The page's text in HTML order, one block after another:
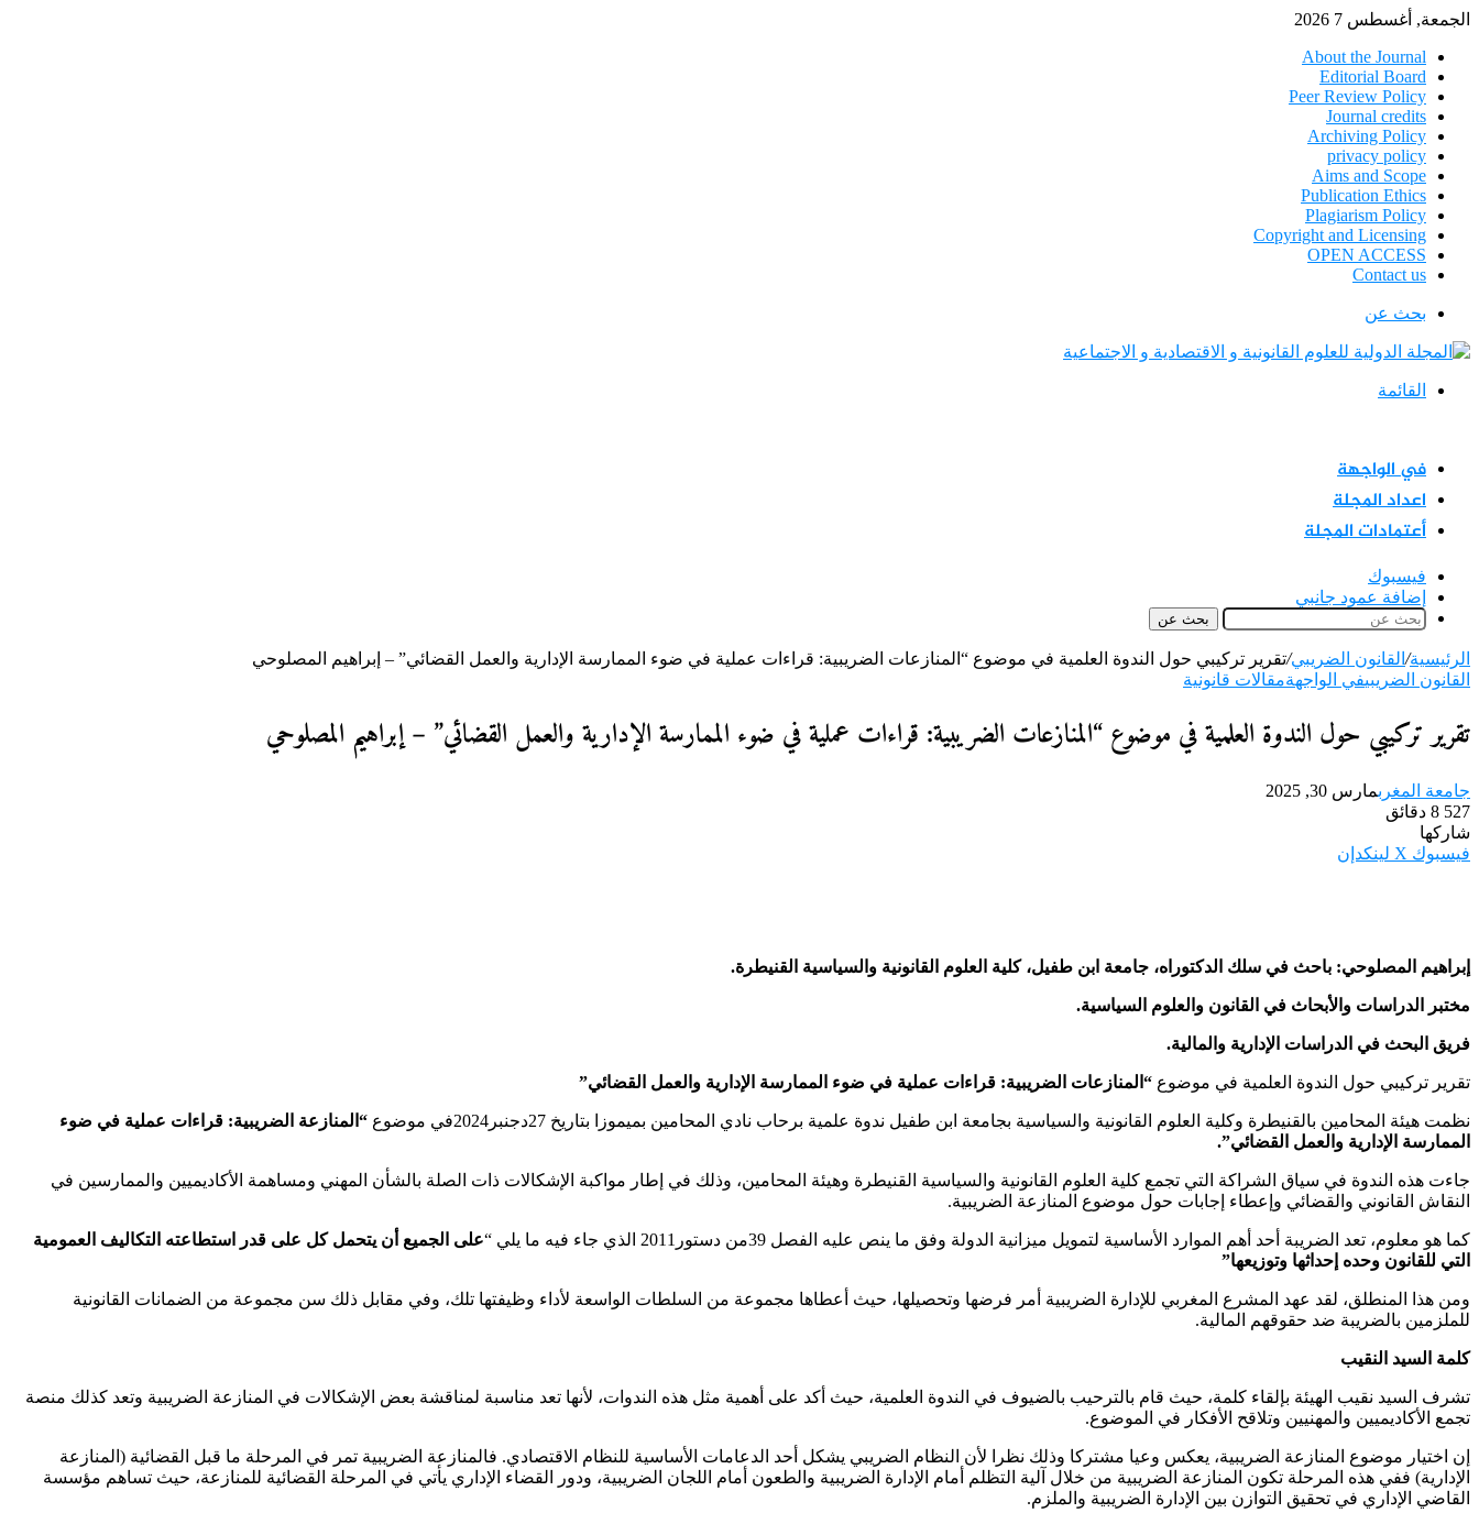
الجمعة, أغسطس 7 2026
About the Journal
Editorial Board
Peer Review Policy
Journal credits
Archiving Policy
privacy policy
Aims and Scope
Publication Ethics
Plagiarism Policy
Copyright and Licensing
OPEN ACCESS
Contact us
بحث عن
القائمة
في الواجهة
اعداد المجلة
أعتمادات المجلة
فيسبوك
إضافة عمود جانبي
بحث عن
الرئيسية/ القانون الضريبي/تقرير تركيبي حول الندوة العلمية في موضوع “المنازعات الضريبية: قراءات عملية في ضوء الممارسة الإدارية والعمل القضائي” – إبراهيم المصلوحي
القانون الضريبيفي الواجهةمقالات قانونية
تقرير تركيبي حول الندوة العلمية في موضوع “المنازعات الضريبية: قراءات عملية في ضوء الممارسة الإدارية والعمل القضائي” – إبراهيم المصلوحي
جامعة المغربمارس 30, 2025
527 8 دقائق
شاركها
فيسبوك ‫X لينكدإن
إبراهيم المصلوحي: باحث في سلك الدكتوراه، جامعة ابن طفيل، كلية العلوم القانونية والسياسية القنيطرة.
مختبر الدراسات والأبحاث في القانون والعلوم السياسية.
فريق البحث في الدراسات الإدارية والمالية.
تقرير تركيبي حول الندوة العلمية في موضوع “المنازعات الضريبية: قراءات عملية في ضوء الممارسة الإدارية والعمل القضائي”
نظمت هيئة المحامين بالقنيطرة وكلية العلوم القانونية والسياسية بجامعة ابن طفيل ندوة علمية برحاب نادي المحامين بميموزا بتاريخ 27دجنبر2024في موضوع
“المنازعة الضريبية: قراءات عملية في ضوء
الممارسة الإدارية والعمل القضائي”.
جاءت هذه الندوة في سياق الشراكة التي تجمع كلية العلوم القانونية والسياسية القنيطرة وهيئة المحامين، وذلك في إطار مواكبة الإشكالات ذات الصلة بالشأن المهني ومساهمة الأكاديميين والممارسين في
النقاش القانوني والقضائي وإعطاء إجابات حول موضوع المنازعة الضريبية.
كما هو معلوم، تعد الضريبة أحد أهم الموارد الأساسية لتمويل ميزانية الدولة وفق ما ينص عليه الفصل 39من دستور2011 الذي جاء فيه ما يلي “
على الجميع أن يتحمل كل على قدر استطاعته التكاليف العمومية
التي للقانون وحده إحداثها وتوزيعها”
ومن هذا المنطلق، لقد عهد المشرع المغربي للإدارة الضريبية أمر فرضها وتحصيلها، حيث أعطاها مجموعة من السلطات الواسعة لأداء وظيفتها تلك، وفي مقابل ذلك سن مجموعة من الضمانات القانونية
للملزمين بالضريبة ضد حقوقهم المالية.
كلمة السيد النقيب
تشرف السيد نقيب الهيئة بإلقاء كلمة، حيث قام بالترحيب بالضيوف في الندوة العلمية، حيث أكد على أهمية مثل هذه الندوات، لأنها تعد مناسبة لمناقشة بعض الإشكالات في المنازعة الضريبية وتعد كذلك منصة
تجمع الأكاديميين والمهنيين وتلاقح الأفكار في الموضوع.
إن اختيار موضوع المنازعة الضريبية، يعكس وعيا مشتركا وذلك نظرا لأن النظام الضريبي يشكل أحد الدعامات الأساسية للنظام الاقتصادي. فالمنازعة الضريبية تمر في المرحلة ما قبل القضائية (المنازعة
الإدارية) ففي هذه المرحلة تكون المنازعة الضريبية من خلال آلية التظلم أمام الإدارة الضريبية والطعون أمام اللجان الضريبية، ودور القضاء الإداري يأتي في المرحلة القضائية للمنازعة، حيث تساهم مؤسسة
القاضي الإداري في تحقيق التوازن بين الإدارة الضريبية والملزم.